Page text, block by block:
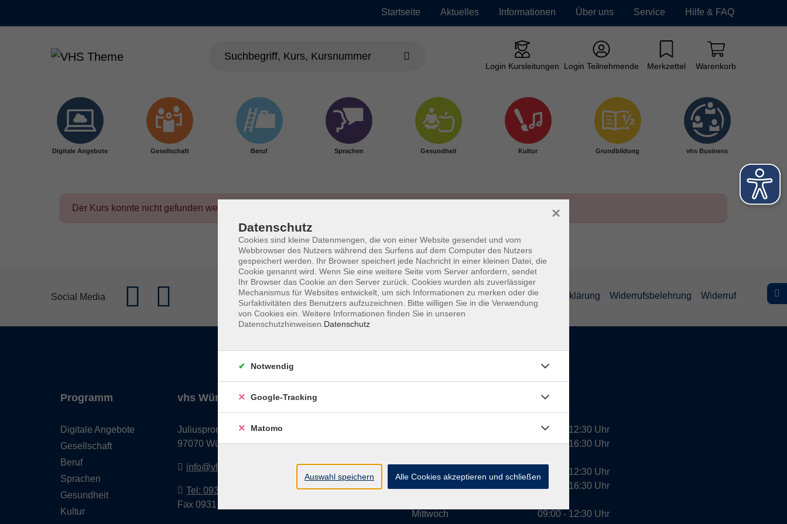
Startseite Aktuelles Informationen Über uns Service Hilfe & FAQ
Login Kursleitungen Login Teilnehmende Merkzettel Warenkorb
Digitale Angebote Gesellschaft Beruf Sprachen Gesundheit Kultur Grundbildung vhs Business
Der Kurs konnte nicht gefunden werden.
Social Media Impressum AGBs Datenschutzerklärung Barrierefreiheitserklärung Widerrufsbelehrung Widerruf
Programm
Digitale Angebote
Gesellschaft
Beruf
Sprachen
Gesundheit
Kultur
vhs Würzburg & Umgebung e. V.
Juliuspromenade 68
97070 Würzburg
info@vhs-wuerzburg.de
Tel: 0931 35593 0
Fax 0931 35593-20
Dienstag
Mittwoch
09:00 - 12:30 Uhr
13:00 - 16:30 Uhr
10:00 - 12:30 Uhr
13:00 - 16:30 Uhr
09:00 - 12:30 Uhr
Datenschutz
Cookies sind kleine Datenmengen, die von einer Website gesendet und vom
Webbrowser des Nutzers während des Surfens auf dem Computer des Nutzers
gespeichert werden. Ihr Browser speichert jede Nachricht in einer kleinen Datei, die
Cookie genannt wird. Wenn Sie eine weitere Seite vom Server anfordern, sendet
Ihr Browser das Cookie an den Server zurück. Cookies wurden als zuverlässiger
Mechanismus für Websites entwickelt, um sich Informationen zu merken oder die
Surfaktivitäten des Benutzers aufzuzeichnen. Bitte willigen Sie in die Verwendung
von Cookies ein. Weitere Informationen finden Sie in unseren
Datenschutzhinweisen. Datenschutz
×
Notwendig
Google-Tracking
Matomo
Auswahl speichern Alle Cookies akzeptieren und schließen